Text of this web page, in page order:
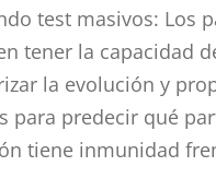
test masivos: Los
tener la capacidad
la evolución y
para predecir qué
tiene inmunidad